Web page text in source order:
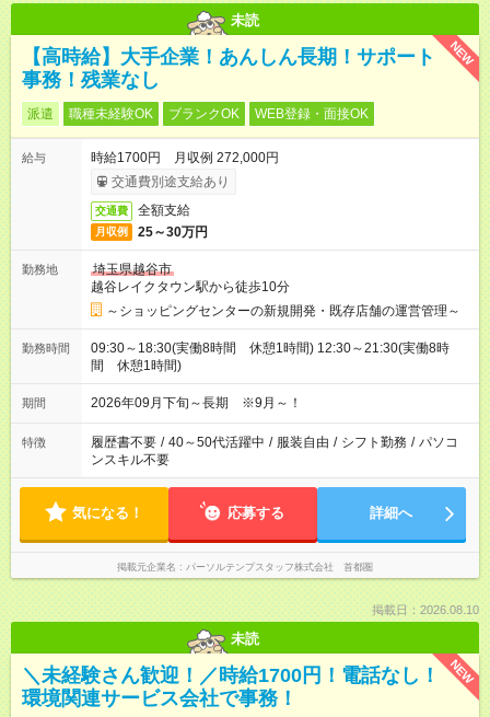
未読
NEW
【高時給】大手企業！あんしん長期！サポート
事務！残業なし
派遣 職種未経験OK ブランクOK WEB登録・面接OK
給与
時給1700円 月収例 272,000円
交通費別途支給あり
交通費 全額支給
月収例 25～30万円
勤務地
埼玉県越谷市
越谷レイクタウン駅から徒歩10分
～ショッピングセンターの新規開発・既存店舗の運営管理～
勤務時間
09:30～18:30(実働8時間 休憩1時間) 12:30～21:30(実働8時
間 休憩1時間)
期間 2026年09月下旬～長期 ※9月～！
特徴 履歴書不要 / 40～50代活躍中 / 服装自由 / シフト勤務 / パソコ
ンスキル不要
気になる！ 応募する 詳細へ
掲載元企業名 パーソルテンプスタッフ株式会社 首都圏
掲載日：2026.08.10
未読
NEW
＼未経験さん歓迎！／時給1700円！電話なし！
環境関連サービス会社で事務！